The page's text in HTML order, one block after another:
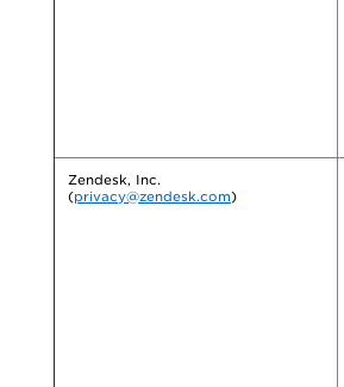
Zendesk, Inc.
(privacy@zendesk.com)